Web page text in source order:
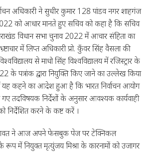
अधिकारी ने सुधीर कुमार 128 पांडव नगर शाहगंज
को आधार मानते हुए सचिव को कहा है कि सचिव
विधान सभा चुनाव 2022 में आचार संहिता का
में लिप्त अधिकारी प्रो. कुँवर सिंह वैसला की
से माधो सिंह विश्वविद्यालय में रजिस्ट्रार के
के पत्रांक द्वारा नियुक्ति किए जाने का उल्लेख किया
यह कहने का आदेश हुआ है कि भारत निर्वाचन आयोग
तदविषयक निर्देशों के अनुसार आवश्यक कार्यवाही
निर्देशित करने के कष्ट करें ।
रावत ने आज अपने फेसबुक पेज पर टेक्निकल
के रूप में नियुक्त मृत्युंजय मिश्रा के कारनामों को उजागर